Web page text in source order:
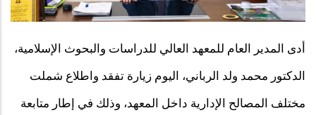
أدى المدير العام للمعهد العالي للدراسات والبحوث الإسلامية،
الدكتور محمد ولد الرباني، اليوم زيارة تفقد واطلاع شملت
مختلف المصالح الإدارية داخل المعهد، وذلك في إطار متابعة